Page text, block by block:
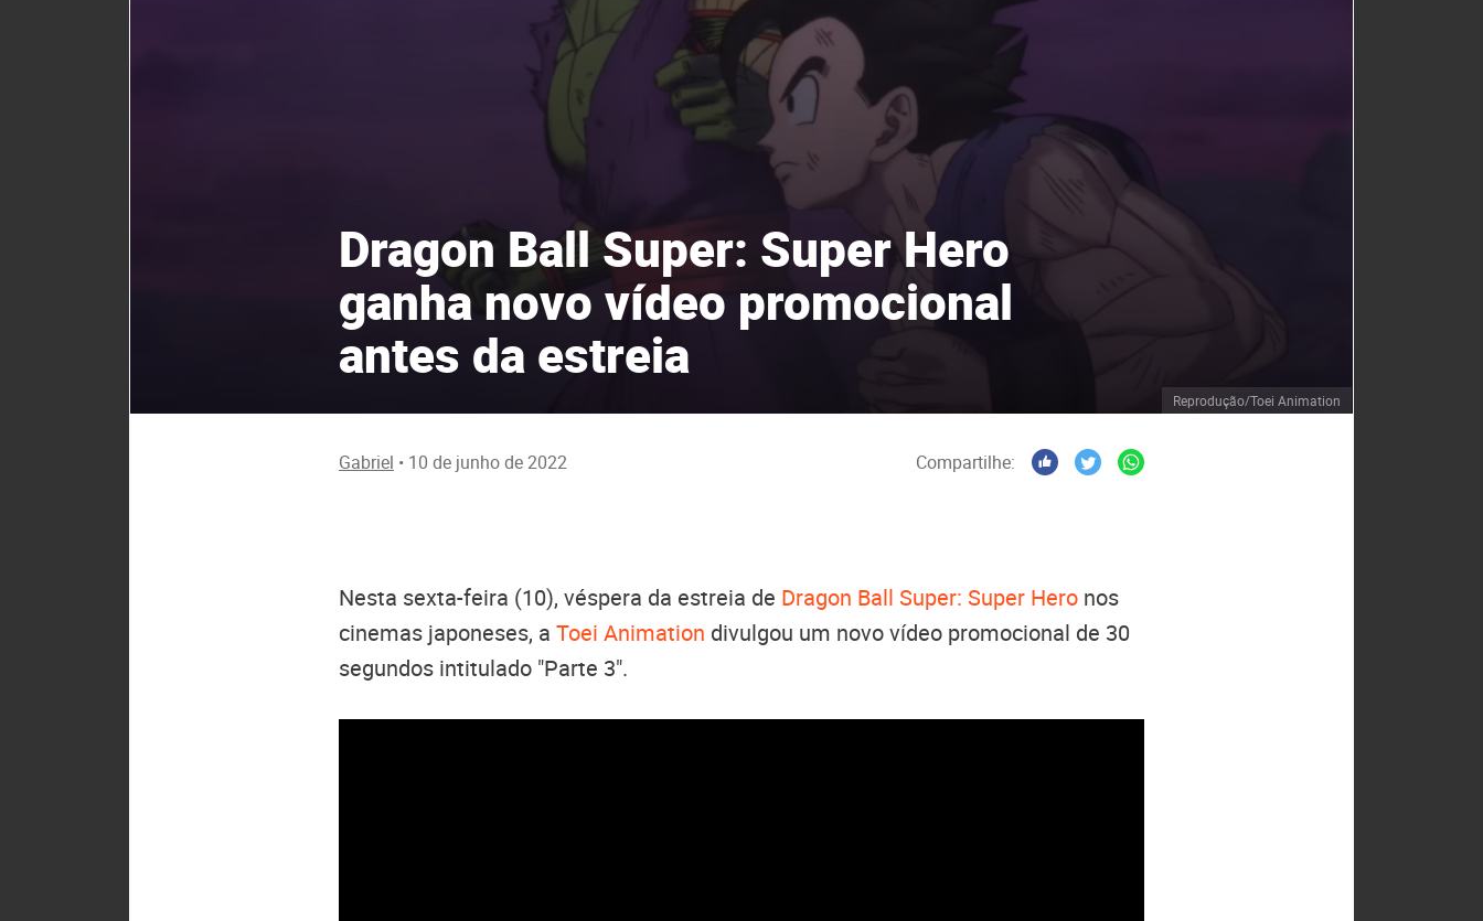
Reprodução/Toei Animation
Dragon Ball Super: Super Hero
ganha novo vídeo promocional
antes da estreia
Gabriel • 10 de junho de 2022 Compartilhe:
Nesta sexta-feira (10), véspera da estreia de Dragon Ball Super: Super Hero nos
cinemas japoneses, a Toei Animation divulgou um novo vídeo promocional de 30
segundos intitulado "Parte 3".